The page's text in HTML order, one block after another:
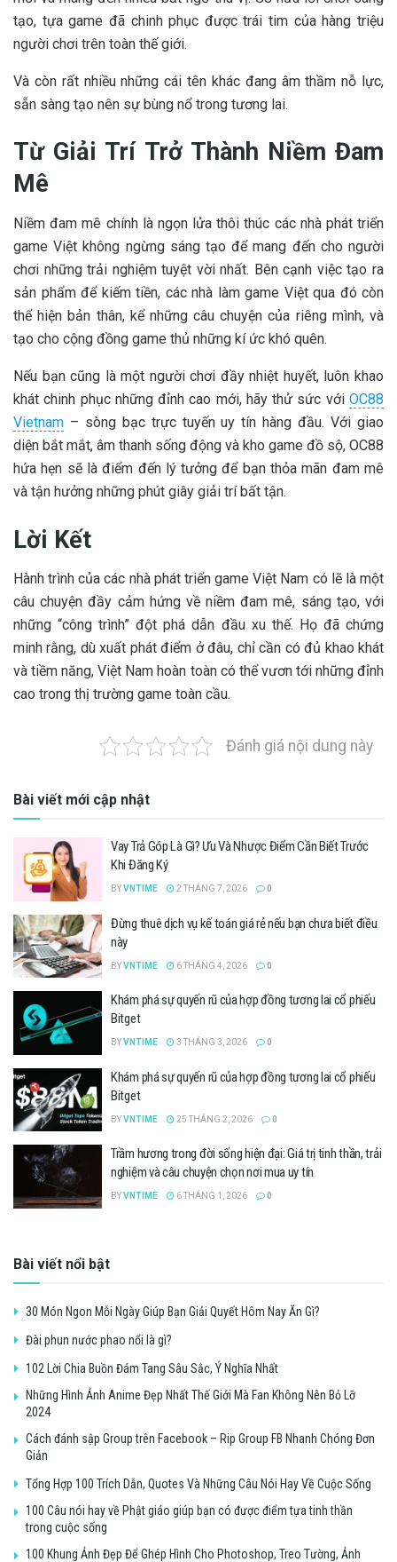
tạo, tựa game đã chinh phục được trái tim của hàng triệu
người chơi trên toàn thế giới.
Và còn rất nhiều những cái tên khác đang âm thầm nỗ lực,
sẵn sàng tạo nên sự bùng nổ trong tương lai.
Từ Giải Trí Trở Thành Niềm Đam
Mê
Niềm đam mê chính là ngọn lửa thôi thúc các nhà phát triển
game Việt không ngừng sáng tạo để mang đến cho người
chơi những trải nghiệm tuyệt vời nhất. Bên cạnh việc tạo ra
sản phẩm để kiếm tiền, các nhà làm game Việt qua đó còn
thể hiện bản thân, kể những câu chuyện của riêng mình, và
tạo cho cộng đồng game thủ những kí ức khó quên.
Nếu bạn cũng là một người chơi đầy nhiệt huyết, luôn khao
khát chinh phục những đỉnh cao mới, hãy thử sức với OC88
Vietnam – sòng bạc trực tuyến uy tín hàng đầu. Với giao
diện bắt mắt, âm thanh sống động và kho game đồ sộ, OC88
hứa hẹn sẽ là điểm đến lý tưởng để bạn thỏa mãn đam mê
và tận hưởng những phút giây giải trí bất tận.
Lời Kết
Hành trình của các nhà phát triển game Việt Nam có lẽ là một
câu chuyện đầy cảm hứng về niềm đam mê, sáng tạo, với
những “công trình” đột phá dẫn đầu xu thế. Họ đã chứng
minh rằng, dù xuất phát điểm ở đâu, chỉ cần có đủ khao khát
và tiềm năng, Việt Nam hoàn toàn có thể vươn tới những đỉnh
cao trong thị trường game toàn cầu.
Đánh giá nội dung này
Bài viết mới cập nhật
Vay Trả Góp Là Gì? Ưu Và Nhược Điểm Cần Biết Trước
Khi Đăng Ký
BYVNTIME 2 THÁNG 7, 2026 0
Đừng thuê dịch vụ kế toán giá rẻ nếu bạn chưa biết điều
này
BYVNTIME 6 THÁNG 4, 2026 0
Khám phá sự quyến rũ của hợp đồng tương lai cổ phiếu
Bitget
BYVNTIME 3 THÁNG 3, 2026 0
Khám phá sự quyến rũ của hợp đồng tương lai cổ phiếu
Bitget
BYVNTIME 25 THÁNG 2, 2026 0
Trầm hương trong đời sống hiện đại: Giá trị tinh thần, trải
nghiệm và câu chuyện chọn nơi mua uy tín
BYVNTIME 6 THÁNG 1, 2026 0
Bài viết nổi bật
30 Món Ngon Mỗi Ngày Giúp Bạn Giải Quyết Hôm Nay Ăn Gì?
Đài phun nước phao nổi là gì?
102 Lời Chia Buồn Đám Tang Sâu Sắc, Ý Nghĩa Nhất
Những Hình Ảnh Anime Đẹp Nhất Thế Giới Mà Fan Không Nên Bỏ Lỡ
2024
Cách đánh sập Group trên Facebook – Rip Group FB Nhanh Chóng Đơn
Giản
Tổng Hợp 100 Trích Dẫn, Quotes Và Những Câu Nói Hay Về Cuộc Sống
100 Câu nói hay về Phật giáo giúp bạn có được điểm tựa tinh thần
trong cuộc sống
100 Khung Ảnh Đẹp Để Ghép Hình Cho Photoshop, Treo Tường, Ảnh